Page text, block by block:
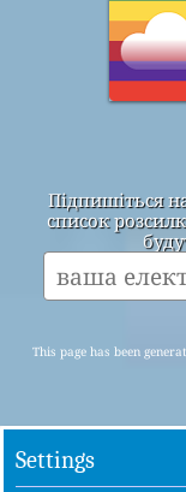
Підпишіться
список
This page has been
Settings